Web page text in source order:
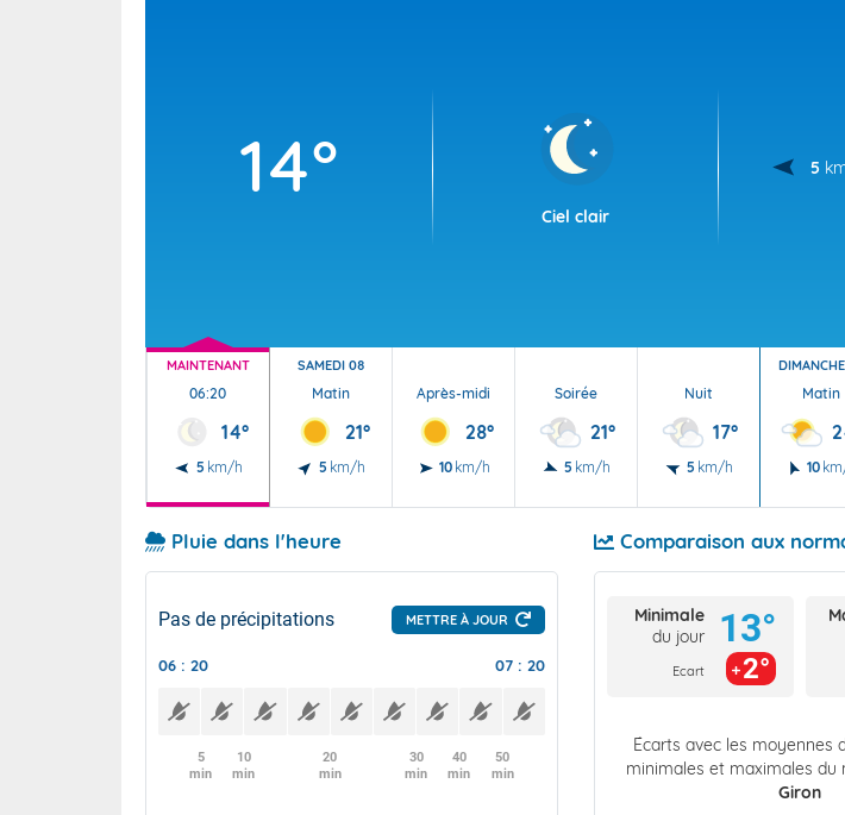
14°
Ciel clair
5
MAINTENANT
06:20
14°
5 km/h
SAMEDI 08
Matin
21°
5 km/h
Après-midi
28°
10 km/h
Soirée
21°
5 km/h
Nuit
17°
5 km/h
Matin
10
Pluie dans l'heure
Pas de précipitations METTRE À JOUR
06 : 20 07 : 20
5
min
10
min
20
min
30
min
40
min
50
min
Comparaison aux
Minimale
du jour
Ecart
13°
2°
Écarts avec les moyennes
minimales et maximales du
Giron